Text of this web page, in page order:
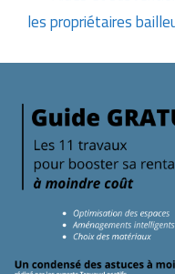
les propriétaires